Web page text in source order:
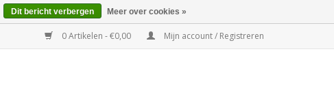
0 Artikelen - €0,00 Mijn account / Registreren
Dit bericht verbergen Meer over cookies »